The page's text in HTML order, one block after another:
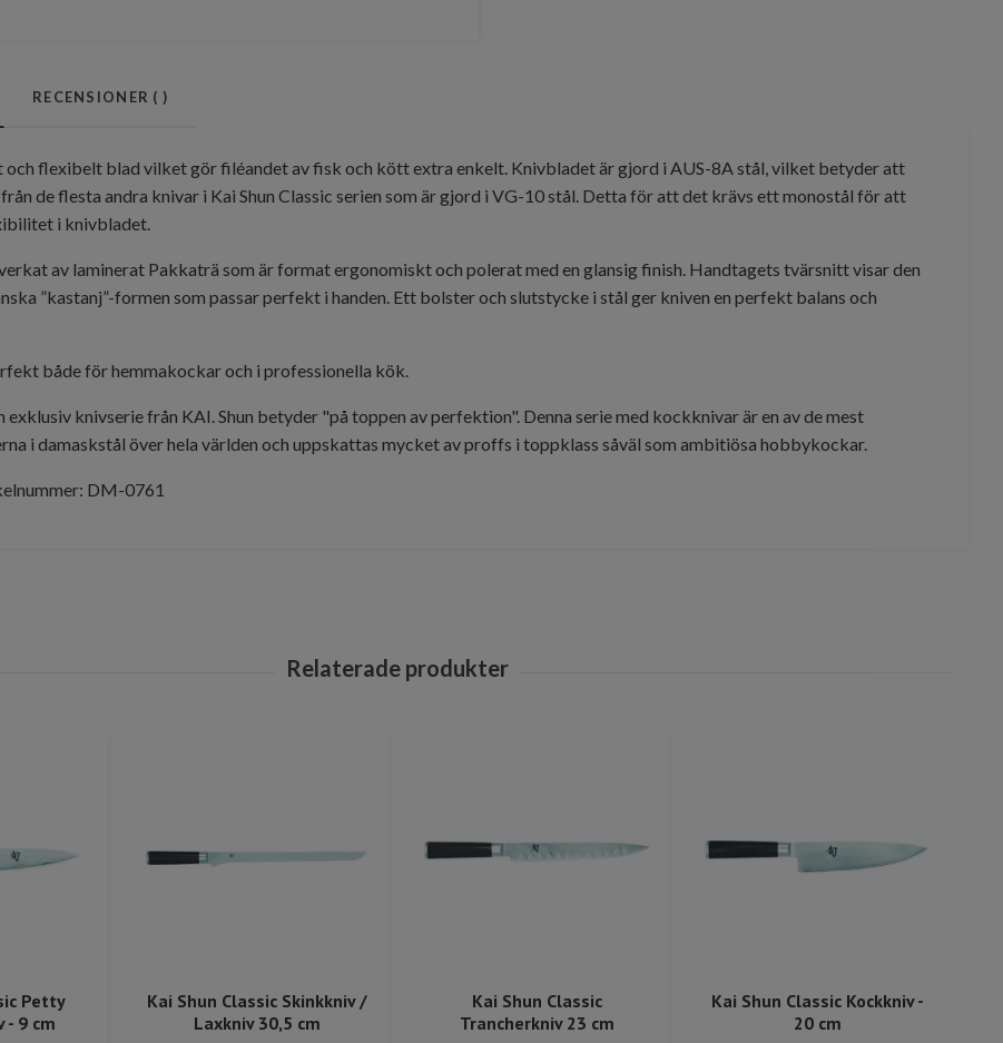
RECENSIONER ( )
och flexibelt blad vilket gör filéandet av fisk och kött extra enkelt. Knivbladet är gjord i AUS-8A stål, vilket betyder att
de flesta andra knivar i Kai Shun Classic serien som är gjord i VG-10 stål. Detta för att det krävs ett monostål för att
i knivbladet.
av laminerat Pakkaträ som är format ergonomiskt och polerat med en glansig finish. Handtagets tvärsnitt visar den
”kastanj”-formen som passar perfekt i handen. Ett bolster och slutstycke i stål ger kniven en perfekt balans och
både för hemmakockar och i professionella kök.
exklusiv knivserie från KAI. Shun betyder "på toppen av perfektion". Denna serie med kockknivar är en av de mest
i damaskstål över hela världen och uppskattas mycket av proffs i toppklass såväl som ambitiösa hobbykockar.
DM-0761
Petty
- 9 cm
Kai Shun Classic Skinkkniv /
Laxkniv 30,5 cm
Kai Shun Classic
Trancherkniv 23 cm
Kai Shun Classic Kockkniv -
20 cm